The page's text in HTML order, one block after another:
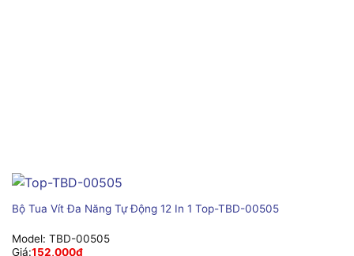
Bộ Tua Vít Đa Năng Tự Động 12 In 1 Top-TBD-00505
Model: TBD-00505
Giá:152,000₫